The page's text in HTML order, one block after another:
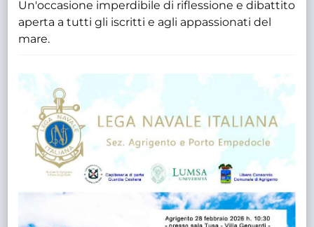
Un'occasione imperdibile di riflessione e dibattito
aperta a tutti gli iscritti e agli appassionati del
mare.